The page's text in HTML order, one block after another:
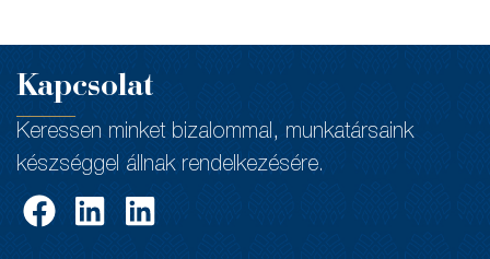
Kapcsolat
Keressen minket bizalommal, munkatársaink
készséggel állnak rendelkezésére.